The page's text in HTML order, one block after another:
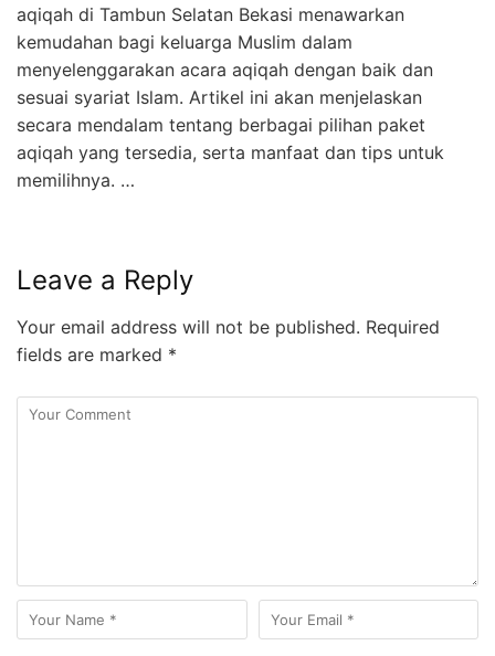
aqiqah di Tambun Selatan Bekasi menawarkan
kemudahan bagi keluarga Muslim dalam
menyelenggarakan acara aqiqah dengan baik dan
sesuai syariat Islam. Artikel ini akan menjelaskan
secara mendalam tentang berbagai pilihan paket
aqiqah yang tersedia, serta manfaat dan tips untuk
memilihnya. …
Leave a Reply
Your email address will not be published. Required
fields are marked *